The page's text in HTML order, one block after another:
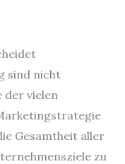
sind nicht
der vielen
Gesamtheit aller
zu